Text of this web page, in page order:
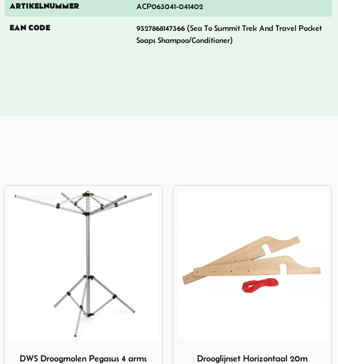
ARTIKELNUMMER ACP063041-041402
EAN CODE
9327868147366 (Sea To Summit Trek And Travel Pocket
Soaps Shampoo/Conditioner)
Drooglijnset Horizontaal 20m
Bo-Camp Droogrek Compact 5.5 m